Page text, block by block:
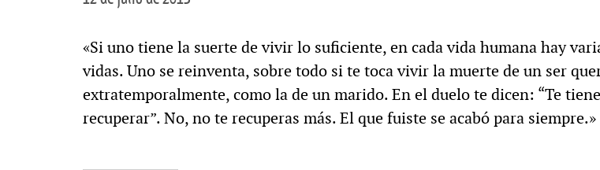
«Si uno tiene la suerte de vivir lo suficiente, en cada vida humana hay
vidas. Uno se reinventa, sobre todo si te toca vivir la muerte de un ser
extratemporalmente, como la de un marido. En el duelo te dicen: “Te
recuperar”. No, no te recuperas más. El que fuiste se acabó para siempre.»